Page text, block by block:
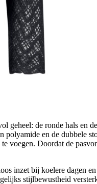
geheel: de ronde hals en
en de dubbele
voegen. Doordat de
inzet bij koelere dagen
stijlbewustheid